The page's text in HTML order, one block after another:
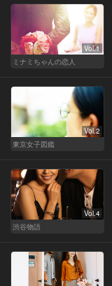
Vol.1
ミナミちゃんの恋人
Vol.2
東京女子図鑑
Vol.4
渋谷物語